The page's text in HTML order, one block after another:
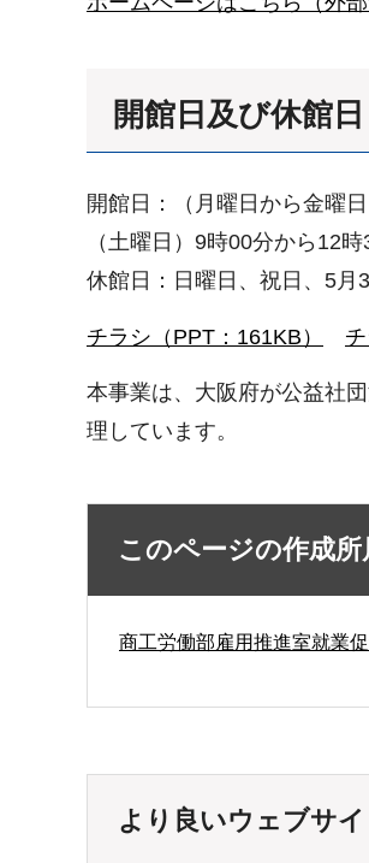
開館日及び休館日
開館日：（月曜日から金曜
（土曜日）9時00分から
休館日：日曜日、祝日、5月
チラシ（PPT：161KB）
本事業は、大阪府が公益社
理しています。
このページの作成所
商工労働部雇用推進室就業
より良いウェブサ